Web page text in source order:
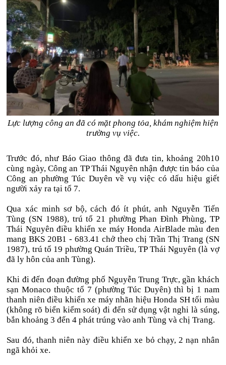
Lực lượng công an đã có mặt phong tỏa, khám nghiệm hiện
trường vụ việc.
Trước đó, như Báo Giao thông đã đưa tin, khoảng 20h10
cùng ngày, Công an TP Thái Nguyên nhận được tin báo của
Công an phường Túc Duyên về vụ việc có dấu hiệu giết
người xảy ra tại tổ 7.
Qua xác minh sơ bộ, cách đó ít phút, anh Nguyễn Tiến
Tùng (SN 1988), trú tổ 21 phường Phan Đình Phùng, TP
Thái Nguyên điều khiển xe máy Honda AirBlade màu đen
mang BKS 20B1 - 683.41 chở theo chị Trần Thị Trang (SN
1987), trú tổ 19 phường Quán Triều, TP Thái Nguyên (là vợ
đã ly hôn của anh Tùng).
Khi đi đến đoạn đường phố Nguyễn Trung Trực, gần khách
sạn Monaco thuộc tổ 7 (phường Túc Duyên) thì bị 1 nam
thanh niên điều khiển xe máy nhãn hiệu Honda SH tối màu
(không rõ biển kiểm soát) đi đến sử dụng vật nghi là súng,
bắn khoảng 3 đến 4 phát trúng vào anh Tùng và chị Trang.
Sau đó, thanh niên này điều khiển xe bỏ chạy, 2 nạn nhân
ngã khỏi xe.